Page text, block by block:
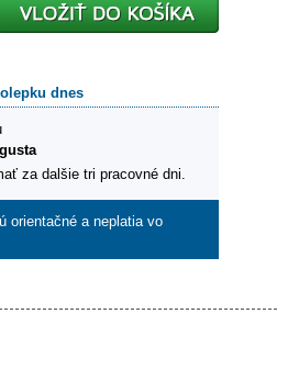
dnes
za dalšie tri pracovné dni.
orientačné a neplatia vo